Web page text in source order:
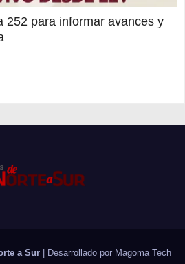
252 para informar avances y
a Sur | Desarrollado por Magoma Tech